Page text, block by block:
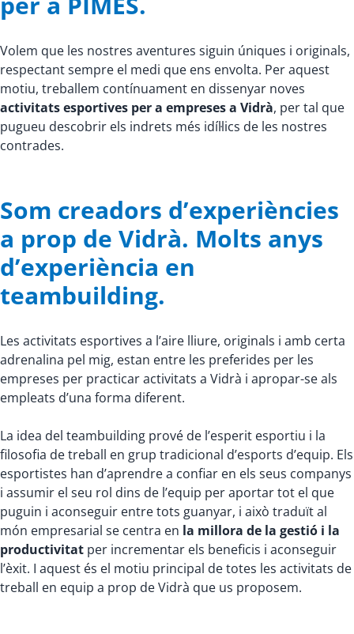
Volem que les nostres aventures siguin úniques i originals,
respectant sempre el medi que ens envolta. Per aquest
motiu, treballem contínuament en dissenyar noves
activitats esportives per a empreses a Vidrà, per tal que
pugueu descobrir els indrets més idíl·lics de les nostres
contrades.
Som creadors d’experiències
a prop de Vidrà. Molts anys
d’experiència en
teambuilding.
Les activitats esportives a l’aire lliure, originals i amb certa
adrenalina pel mig, estan entre les preferides per les
empreses per practicar activitats a Vidrà i apropar-se als
empleats d’una forma diferent.
La idea del teambuilding prové de l’esperit esportiu i la
filosofia de treball en grup tradicional d’esports d’equip. Els
esportistes han d’aprendre a confiar en els seus companys
i assumir el seu rol dins de l’equip per aportar tot el que
puguin i aconseguir entre tots guanyar, i això traduït al
món empresarial se centra en la millora de la gestió i la
productivitat per incrementar els beneficis i aconseguir
l’èxit. I aquest és el motiu principal de totes les activitats de
treball en equip a prop de Vidrà que us proposem.